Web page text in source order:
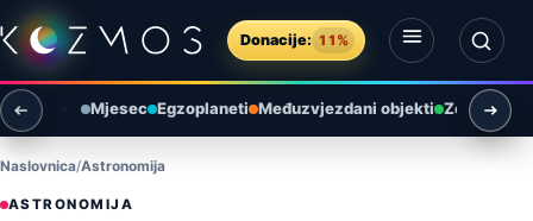
Preskoči na sadržaj
Donacije: 11%
Otvori izbornik
Otvori pretragu
Mjesec Egzoplaneti Međuzvjezdani objekti Zemlja i
Naslovnica Astronomija
ASTRONOMIJA